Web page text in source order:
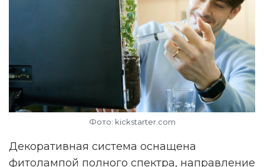
Фото: kickstarter.com
Декоративная система оснащена
фитолампой полного спектра, направление